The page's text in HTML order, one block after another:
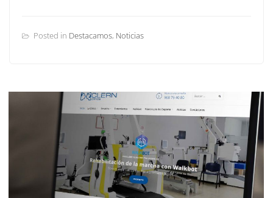
Posted in Destacamos, Noticias